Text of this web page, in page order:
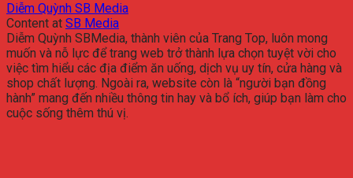
Diễm Quỳnh SB Media
Content at SB Media
Diễm Quỳnh SBMedia, thành viên của Trang Top, luôn mong
muốn và nỗ lực để trang web trở thành lựa chọn tuyệt vời cho
việc tìm hiểu các địa điểm ăn uống, dịch vụ uy tín, cửa hàng và
shop chất lượng. Ngoài ra, website còn là “người bạn đồng
hành” mang đến nhiều thông tin hay và bổ ích, giúp bạn làm cho
cuộc sống thêm thú vị.